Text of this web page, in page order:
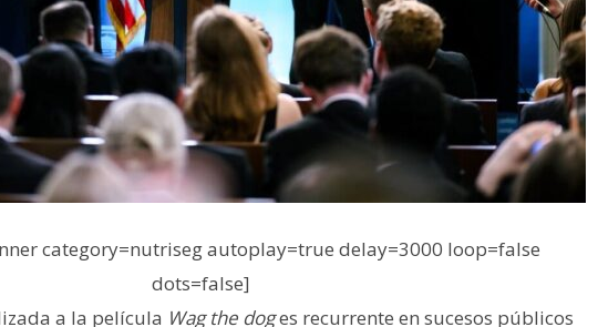
category=nutriseg autoplay=true delay=3000 loop=false
dots=false]
a la película Wag the doges recurrente en sucesos públicos